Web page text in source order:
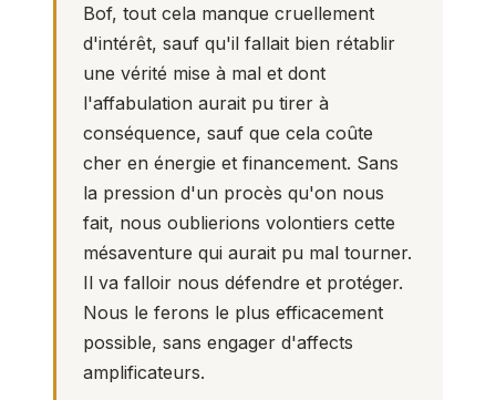
Bof, tout cela manque cruellement
d'intérêt, sauf qu'il fallait bien rétablir
une vérité mise à mal et dont
l'affabulation aurait pu tirer à
conséquence, sauf que cela coûte
cher en énergie et financement. Sans
la pression d'un procès qu'on nous
fait, nous oublierions volontiers cette
mésaventure qui aurait pu mal tourner.
Il va falloir nous défendre et protéger.
Nous le ferons le plus efficacement
possible, sans engager d'affects
amplificateurs.